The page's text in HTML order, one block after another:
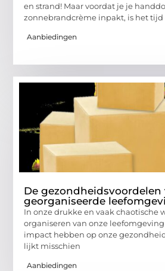
en strand! Maar voordat je je
zonnebrandcrème inpakt, is het tijd
Aanbiedingen
De gezondheidsvoordelen
georganiseerde
In onze drukke en vaak chaotische
organiseren van onze
impact hebben op onze
lijkt misschien
Aanbiedingen